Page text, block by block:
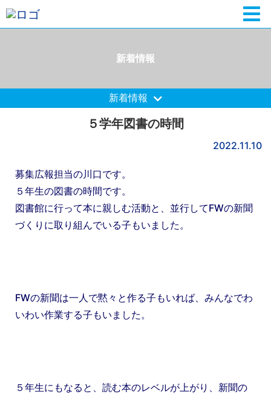
新着情報
新着情報
５学年図書の時間
2022.11.10
募集広報担当の川口です。
５年生の図書の時間です。
図書館に行って本に親しむ活動と、並行してFWの新聞
づくりに取り組んでいる子もいました。
FWの新聞は一人で黙々と作る子もいれば、みんなでわ
いわい作業する子もいました。
５年生にもなると、読む本のレベルが上がり、新聞の